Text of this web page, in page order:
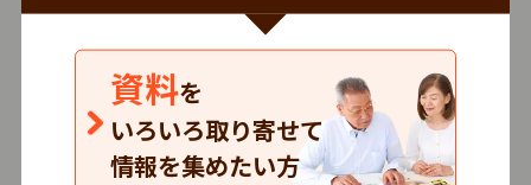
資料を
いろいろ取り寄せて
情報を集めたい方
仕出し
冷蔵
冷凍
朝
昼
夕